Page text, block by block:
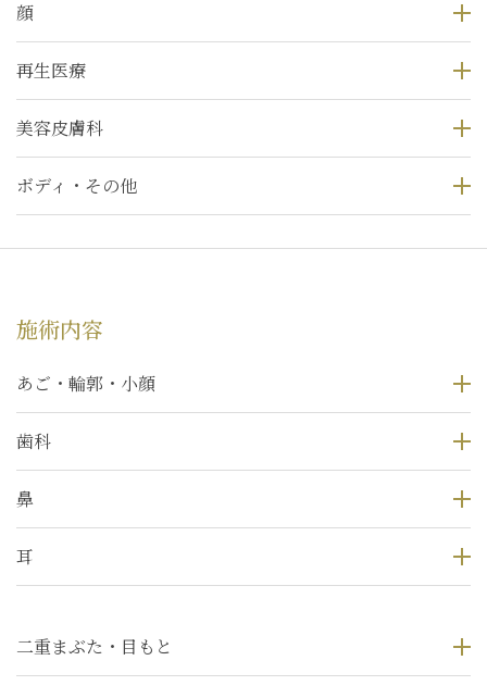
顔
再生医療
美容皮膚科
ボディ・その他
施術内容
あご・輪郭・小顔
歯科
鼻
耳
二重まぶた・目もと